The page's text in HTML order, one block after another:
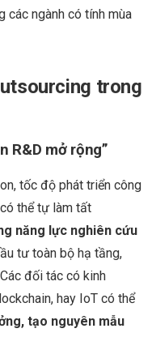
các ngành có tính mùa
trong
R&D mở rộng”
tốc độ phát triển công
thể tự làm tất
năng lực nghiên cứu
tư toàn bộ hạ tầng,
đối tác có kinh
hay IoT có thể
tạo nguyên mẫu